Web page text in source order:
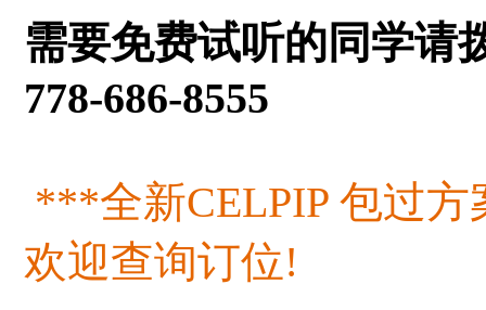
需要免费试听的同学请
778-686-8555
***全新CELPIP 包过
欢迎查询订位!